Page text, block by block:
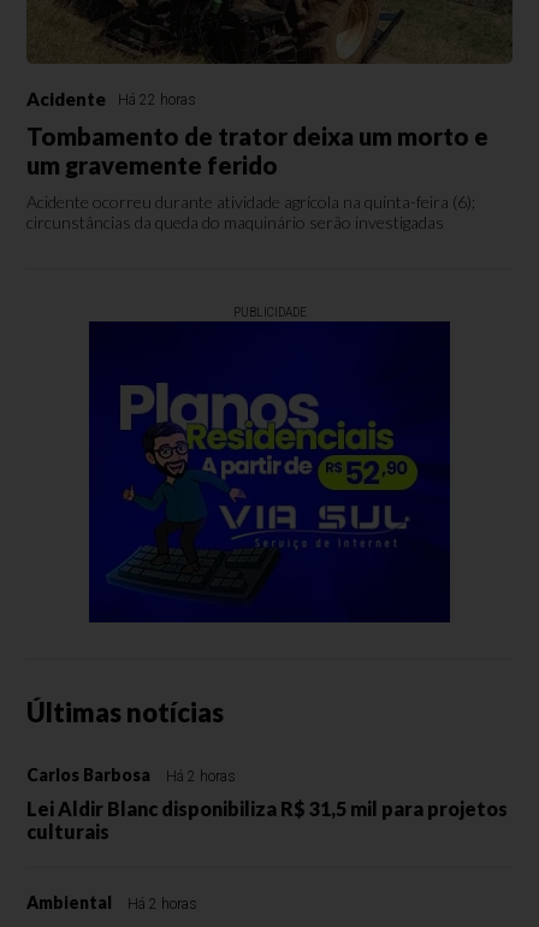
Acidente Há 22 horas
Tombamento de trator deixa um morto e
um gravemente ferido
Acidente ocorreu durante atividade agrícola na quinta-feira (6);
circunstâncias da queda do maquinário serão investigadas
PUBLICIDADE
Últimas notícias
Carlos Barbosa Há 2 horas
Lei Aldir Blanc disponibiliza R$ 31,5 mil para projetos
culturais
Ambiental Há 2 horas